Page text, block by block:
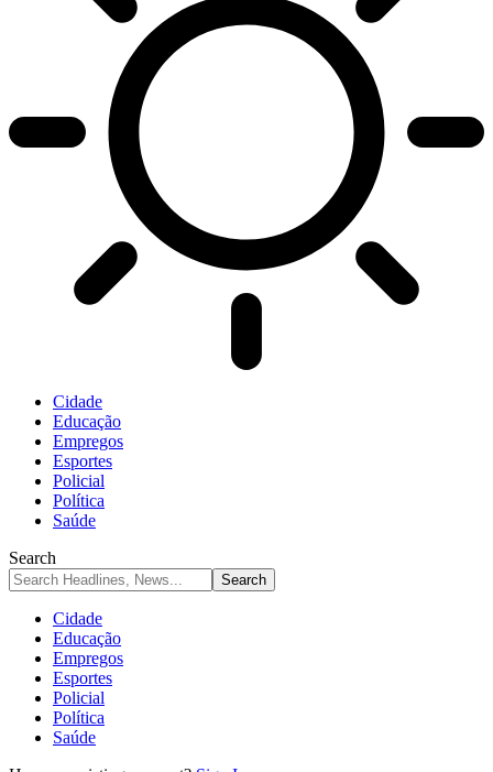
Cidade
Educação
Empregos
Esportes
Policial
Política
Saúde
Search
Cidade
Educação
Empregos
Esportes
Policial
Política
Saúde